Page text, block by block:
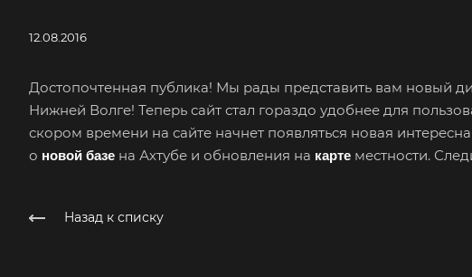
12.08.2016
Достопочтенная публика! Мы рады представить вам новый
Нижней Волге! Теперь сайт стал гораздо удобнее для
скором времени на сайте начнет появляться новая
о новой базе на Ахтубе и обновления на карте местности.
Назад к списку